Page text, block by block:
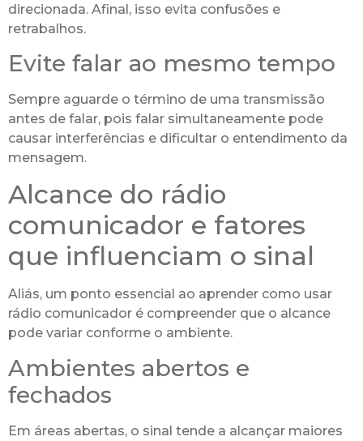
direcionada. Afinal, isso evita confusões e
retrabalhos.
Evite falar ao mesmo tempo
Sempre aguarde o término de uma transmissão
antes de falar, pois falar simultaneamente pode
causar interferências e dificultar o entendimento da
mensagem.
Alcance do rádio
comunicador e fatores
que influenciam o sinal
Aliás, um ponto essencial ao aprender como usar
rádio comunicador é compreender que o alcance
pode variar conforme o ambiente.
Ambientes abertos e
fechados
Em áreas abertas, o sinal tende a alcançar maiores